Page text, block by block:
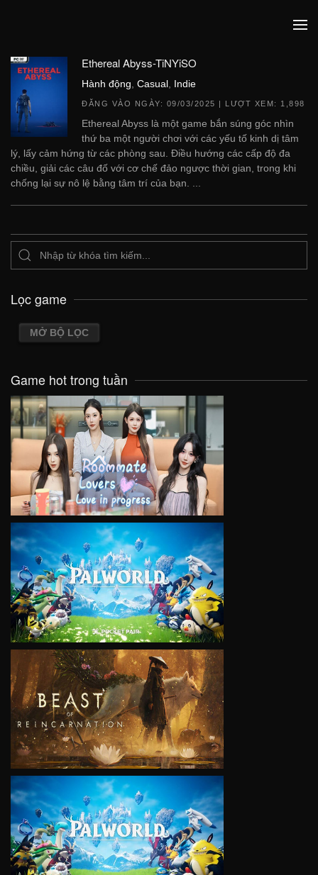
Ethereal Abyss-TiNYiSO
Hành động Casual Indie
ĐĂNG VÀO NGÀY: 09/03/2025 | LƯỢT XEM: 1,898
Ethereal Abyss là một game bắn súng góc nhìn
thứ ba một người chơi với các yếu tố kinh dị tâm
lý, lấy cảm hứng từ các phòng sau. Điều hướng các cấp độ đa
chiều, giải các câu đố với cơ chế đảo ngược thời gian, trong khi
chống lại sự nô lệ bằng tâm trí của bạn. ...
Lọc game
MỞ BỘ LỌC
Game hot trong tuần
VIEW
VIEW
VIEW
VIEW